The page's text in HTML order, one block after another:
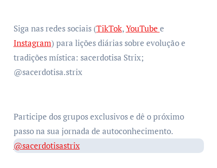
Siga nas redes sociais (TikTok,YouTube e
Instagram) para lições diárias sobre evolução e
tradições mística: sacerdotisa Strix;
@sacerdotisa.strix
Participe dos grupos exclusivos e dê o próximo
passo na sua jornada de autoconhecimento.
@sacerdotisastrix